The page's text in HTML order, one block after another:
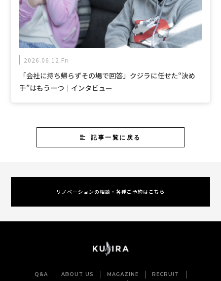
2026.06.12.Fri
「会社に持ち帰らずその場で回答」クジラに任せた“決め
手”はもう一つ｜インタビュー
記事一覧に戻る
リノベーションの相談・各種ご予約はこちら
Q&A ABOUT US MAGAZINE
RECRUIT